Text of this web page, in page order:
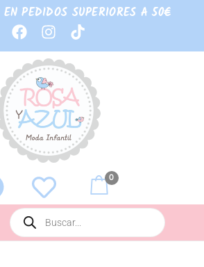
PEDIDOS SUPERIORES A 50€
0